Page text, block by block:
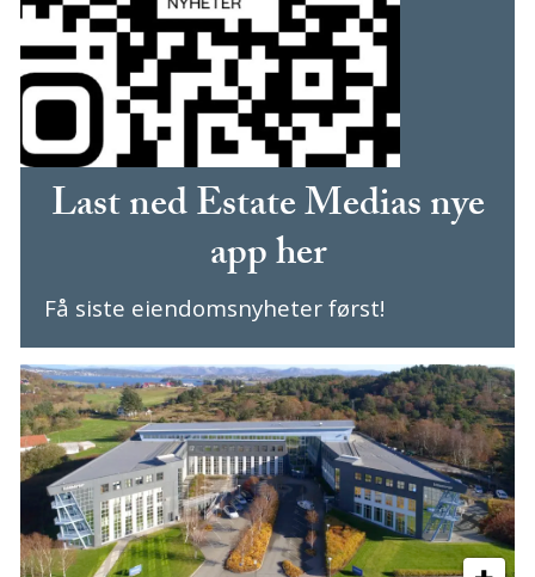
Last ned Estate Medias nye
app her
Få siste eiendomsnyheter først!